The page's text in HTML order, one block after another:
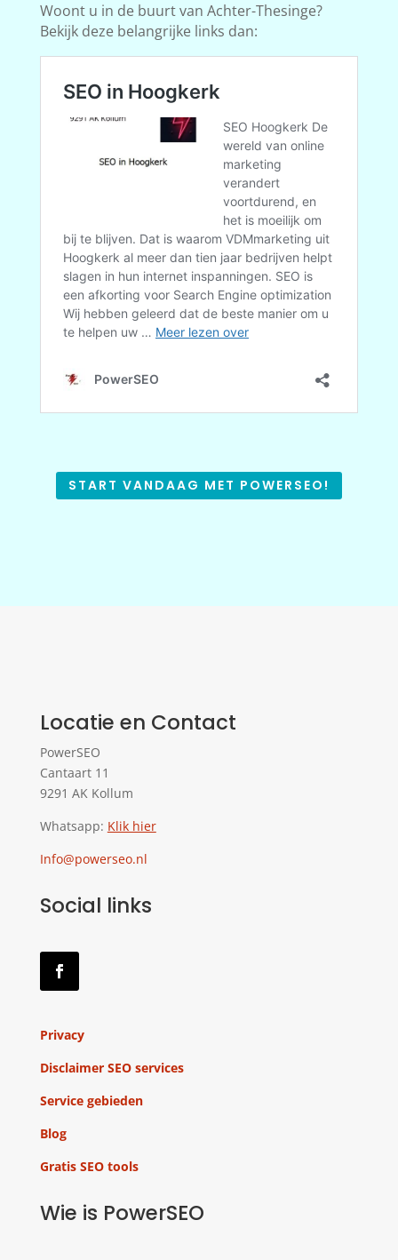
Woont u in de buurt van Achter-Thesinge?
Bekijk deze belangrijke links dan:
START VANDAAG MET POWERSEO!
Locatie en Contact
PowerSEO
Cantaart 11
9291 AK Kollum
Whatsapp: Klik hier
Info@powerseo.nl
Social links
Privacy
Disclaimer SEO services
Service gebieden
Blog
Gratis SEO tools
Wie is PowerSEO